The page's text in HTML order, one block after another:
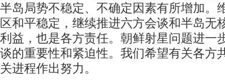
半岛局势不稳定、不确定因素有所增加。
区和平稳定，继续推进六方会谈和半岛无
利益，也是各方责任。朝鲜射星问题进一
谈的重要性和紧迫性。我们希望有关各方
关进程作出努力。